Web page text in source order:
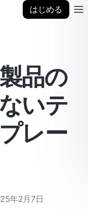
はじめる
品の
いテ
レー
年2月7日